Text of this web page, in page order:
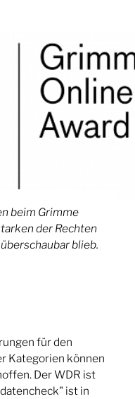
beim Grimme
der Rechten
blieb.
für den
Kategorien können
Der WDR ist
ist in